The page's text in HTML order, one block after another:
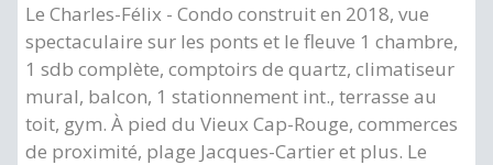
Le Charles-Félix - Condo construit en 2018, vue
spectaculaire sur les ponts et le fleuve 1 chambre,
1 sdb complète, comptoirs de quartz, climatiseur
mural, balcon, 1 stationnement int., terrasse au
toit, gym. À pied du Vieux Cap-Rouge, commerces
de proximité, plage Jacques-Cartier et plus. Le